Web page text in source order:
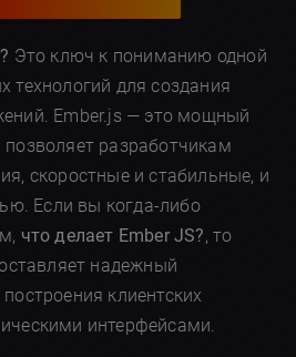
Это ключ к пониманию одной
технологий для создания
Ember.js — это мощный
разработчикам
скоростные и стабильные, и
Если вы когда-либо
что делает Ember JS?, то
надежный
клиентских
интерфейсами.